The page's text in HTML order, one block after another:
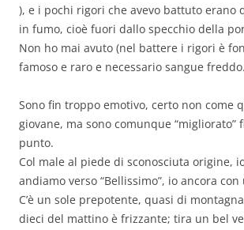
), e i pochi rigori che avevo battuto erano
in fumo, cioè fuori dallo specchio della
Non ho mai avuto (nel battere i rigori è
famoso e raro e necessario sangue freddo.
Sono fin troppo emotivo, certo non come
giovane, ma sono comunque “migliorato”
punto.
Col male al piede di sconosciuta origine,
andiamo verso “Bellissimo”, io ancora con
C’è un sole prepotente, quasi di
dieci del mattino è frizzante; tira un bel